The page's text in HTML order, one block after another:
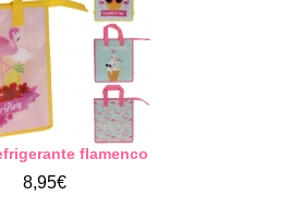
flamenco
8,95€